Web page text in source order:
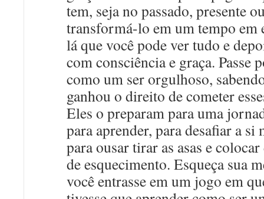
tem, seja no passado, presente
transformá-lo em um tempo em
lá que você pode ver tudo e
com consciência e graça. Passe
como um ser orgulhoso,
ganhou o direito de cometer
Eles o preparam para uma
para aprender, para desafiar a si
para ousar tirar as asas e colocar
de esquecimento. Esqueça sua
você entrasse em um jogo em